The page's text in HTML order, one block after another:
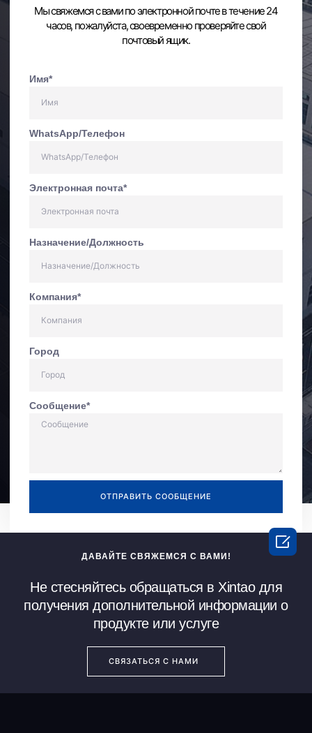
Мы свяжемся с вами по электронной почте в течение 24
часов, пожалуйста, своевременно проверяйте свой
почтовый ящик.
Имя*
WhatsApp/Телефон
Электронная почта*
Назначение/Должность
Компания*
Город
Сообщение*
ОТПРАВИТЬ COOБЩEHИE
ДАВАЙТЕ СВЯЖЕМСЯ С ВАМИ!
Не стесняйтесь обращаться в Xintao для
получения дополнительной информации о
продукте или услуге
СВЯЗАТЬСЯ С НАМИ
